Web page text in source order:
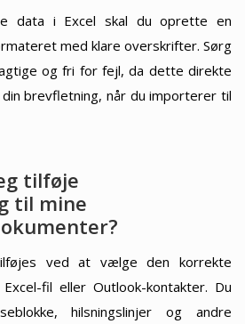
data i Excel skal du oprette en
med klare overskrifter. Sørg
og fri for fejl, da dette direkte
brevfletning, når du importerer til
tilføje
til mine
ved at vælge den korrekte
fil eller Outlook-kontakter. Du
hilsningslinjer og andre